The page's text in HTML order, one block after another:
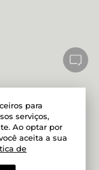
para
serviços,
Ao optar por
aceita a sua
de
by Developed by